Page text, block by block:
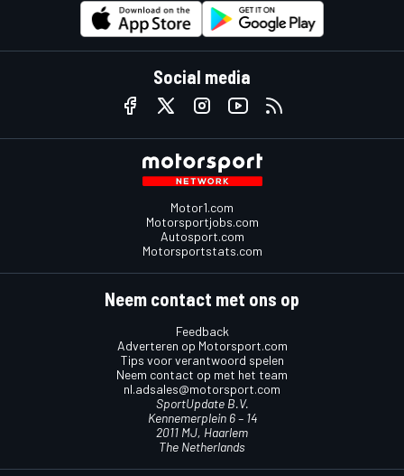
Social media
Motor1.com
Motorsportjobs.com
Autosport.com
Motorsportstats.com
Neem contact met ons op
Feedback
Adverteren op Motorsport.com
Tips voor verantwoord spelen
Neem contact op met het team
nl.adsales@motorsport.com
SportUpdate B.V.
Kennemerplein 6 – 14
2011 MJ, Haarlem
The Netherlands